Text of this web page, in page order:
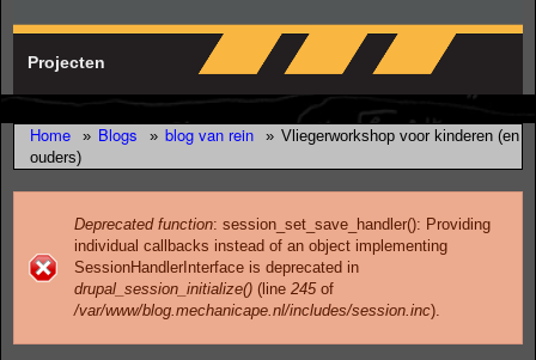
Projecten
Home » Blogs » blog van rein » Vliegerworkshop voor kinderen (en
ouders)
Error message
Deprecated function: session_set_save_handler(): Providing
individual callbacks instead of an object implementing
SessionHandlerInterface is deprecated in
drupal_session_initialize() (line 245of
/var/www/blog.mechanicape.nl/includes/session.inc).